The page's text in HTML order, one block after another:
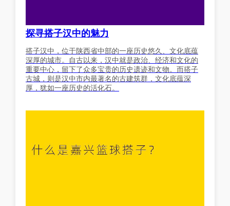
探寻搭子汉中的魅力
搭子汉中，位于陕西省中部的一座历史悠久、文化底蕴
深厚的城市。自古以来，汉中就是政治、经济和文化的
重要中心，留下了众多宝贵的历史遗迹和文物。而搭子
古城，则是汉中市内最著名的古建筑群，文化底蕴深
厚，犹如一座历史的活化石。